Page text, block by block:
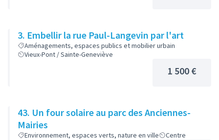
3. Embellir la rue Paul-Langevin par l'art
Aménagements, espaces publics et mobilier urbain
Vieux-Pont / Sainte-Geneviève
1 500 €
43. Un four solaire au parc des Anciennes-
Mairies
Environnement, espaces verts, nature en ville Centre